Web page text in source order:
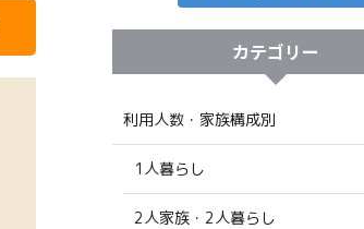
カテゴリー
利用人数・家族構成別
1人暮らし
2人家族・2人暮らし